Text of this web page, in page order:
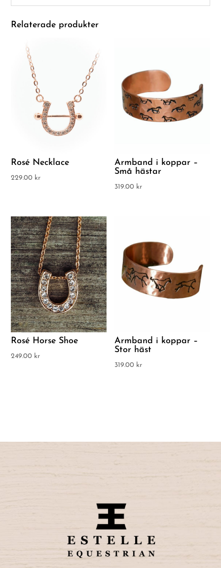
Relaterade produkter
Rosé Necklace
229.00 kr
Armband i koppar –
Små hästar
319.00 kr
Rosé Horse Shoe
249.00 kr
Armband i koppar –
Stor häst
319.00 kr